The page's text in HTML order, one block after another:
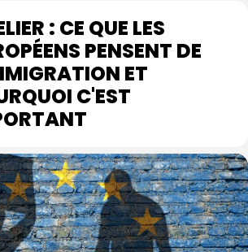
: CE QUE LES
PENSENT DE
ET
C'EST